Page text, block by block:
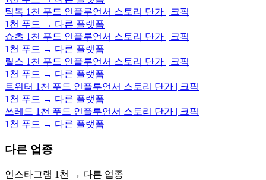
틱톡 1천 푸드 인플루언서 스토리 단가 | 크픽
1천 푸드 → 다른 플랫폼
쇼츠 1천 푸드 인플루언서 스토리 단가 | 크픽
1천 푸드 → 다른 플랫폼
릴스 1천 푸드 인플루언서 스토리 단가 | 크픽
1천 푸드 → 다른 플랫폼
트위터 1천 푸드 인플루언서 스토리 단가 | 크픽
1천 푸드 → 다른 플랫폼
쓰레드 1천 푸드 인플루언서 스토리 단가 | 크픽
1천 푸드 → 다른 플랫폼
다른 업종
인스타그램 1천 → 다른 업종